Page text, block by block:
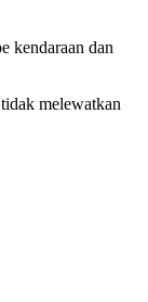
kendaraan dan
melewatkan